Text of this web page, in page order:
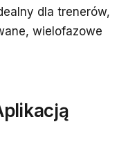
dla trenerów,
wielofazowe